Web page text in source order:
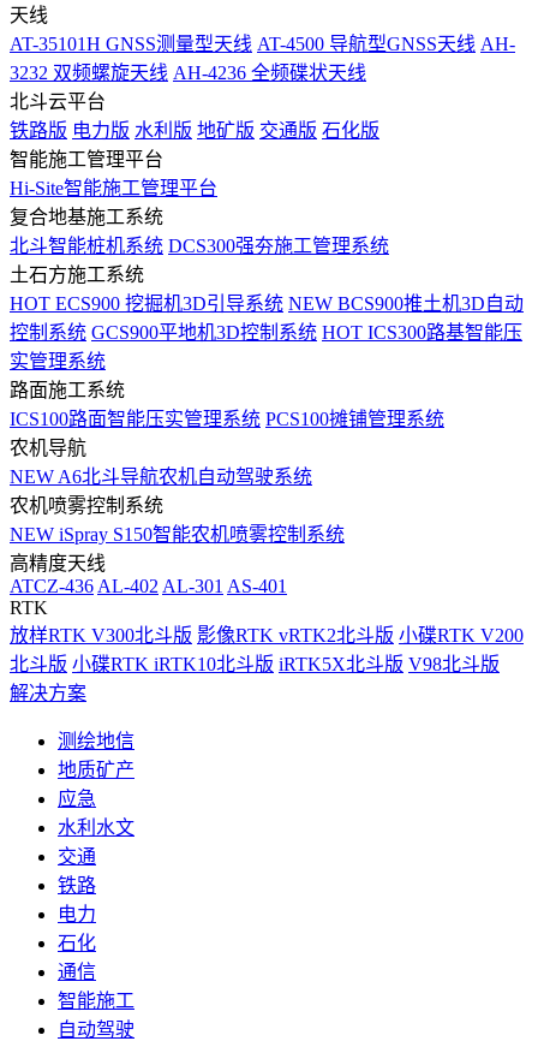
天线
AT-35101H GNSS测量型天线 AT-4500 导航型GNSS天线 AH-
3232 双频螺旋天线 AH-4236 全频碟状天线
北斗云平台
铁路版 电力版 水利版 地矿版 交通版 石化版
智能施工管理平台
Hi-Site智能施工管理平台
复合地基施工系统
北斗智能桩机系统 DCS300强夯施工管理系统
土石方施工系统
HOT ECS900 挖掘机3D引导系统 NEW BCS900推土机3D自动
控制系统 GCS900平地机3D控制系统 HOT ICS300路基智能压
实管理系统
路面施工系统
ICS100路面智能压实管理系统 PCS100摊铺管理系统
农机导航
NEW A6北斗导航农机自动驾驶系统
农机喷雾控制系统
NEW iSpray S150智能农机喷雾控制系统
高精度天线
ATCZ-436 AL-402 AL-301 AS-401
RTK
放样RTK V300北斗版 影像RTK vRTK2北斗版 小碟RTK V200
北斗版 小碟RTK iRTK10北斗版 iRTK5X北斗版 V98北斗版
解决方案
测绘地信
地质矿产
应急
水利水文
交通
铁路
电力
石化
通信
智能施工
自动驾驶